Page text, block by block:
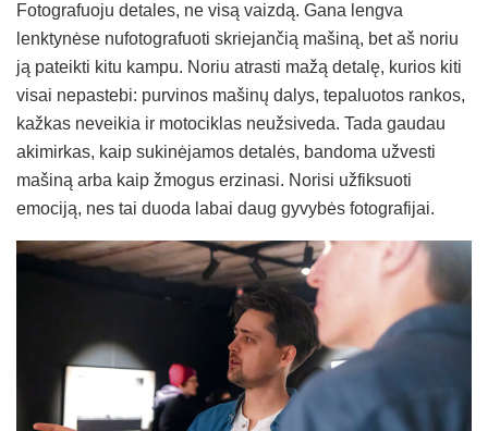
Fotografuoju detales, ne visą vaizdą. Gana lengva
lenktynėse nufotografuoti skriejančią mašiną, bet aš noriu
ją pateikti kitu kampu. Noriu atrasti mažą detalę, kurios kiti
visai nepastebi: purvinos mašinų dalys, tepaluotos rankos,
kažkas neveikia ir motociklas neužsiveda. Tada gaudau
akimirkas, kaip sukinėjamos detalės, bandoma užvesti
mašiną arba kaip žmogus erzinasi. Norisi užfiksuoti
emociją, nes tai duoda labai daug gyvybės fotografijai.